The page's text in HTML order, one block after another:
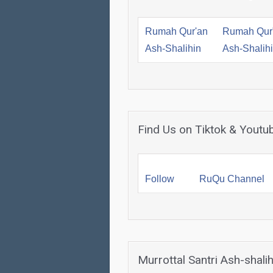
Rumah Qur'an
Ash-Shalihin
Rumah
Ash-
Find Us on Tiktok &
Follow RuQu Channel
Murrottal Santri Ash-